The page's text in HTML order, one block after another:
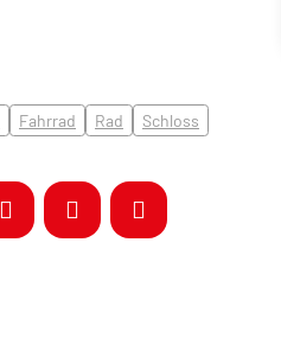
Fahrrad Rad Schloss